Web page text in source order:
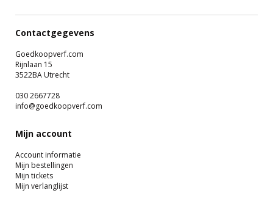
Contactgegevens
Goedkoopverf.com
Rijnlaan 15
3522BA Utrecht
030 2667728
info@goedkoopverf.com
Mijn account
Account informatie
Mijn bestellingen
Mijn tickets
Mijn verlanglijst